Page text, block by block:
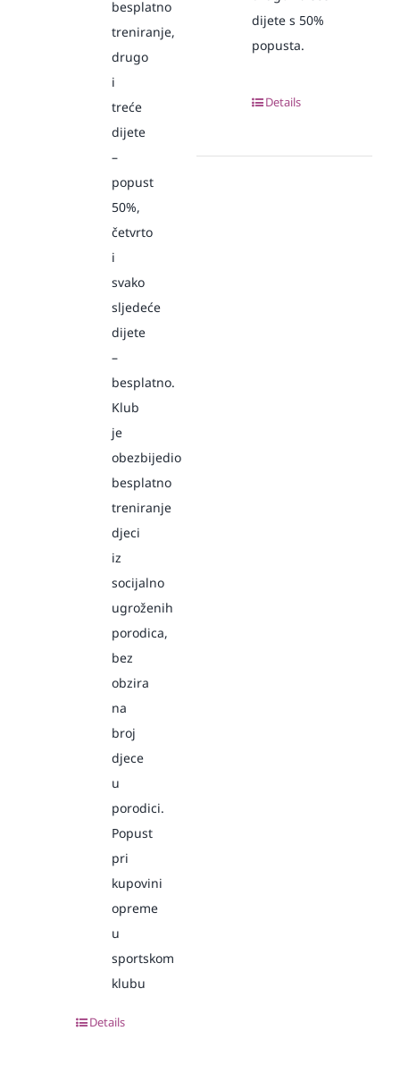
besplatno
treniranje,
drugo
i
treće
dijete
–
popust
50%,
četvrto
i
svako
sljedeće
dijete
–
besplatno.
Klub
je
obezbijedio
besplatno
treniranje
djeci
iz
socijalno
ugroženih
porodica,
bez
obzira
na
broj
djece
u
porodici.
Popust
pri
kupovini
opreme
u
sportskom
klubu
Details
dijete s 50%
popusta.
Details